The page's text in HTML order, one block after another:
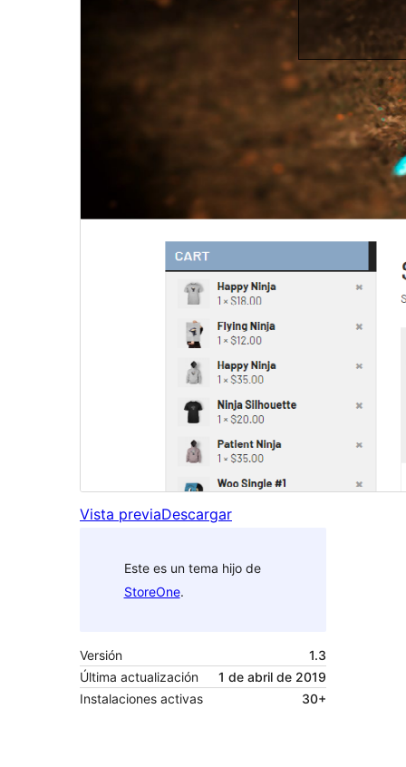
Vista previaDescargar
Este es un tema hijo de
StoreOne.
Versión
1.3
Última actualización
1 de abril de 2019
Instalaciones activas
30+